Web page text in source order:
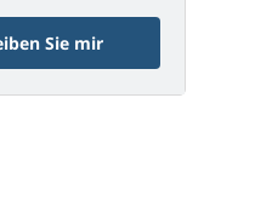
Sie mir